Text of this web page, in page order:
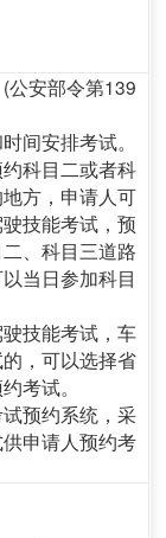
公安部令第139
间安排考试。
科目二或者科
方，申请人可
技能考试，预
、科目三道路
当日参加科目
技能考试，车
，可以选择省
考试。
预约系统，采
申请人预约考